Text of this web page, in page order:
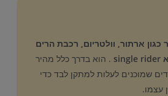
ארתור, וולטריום, רכבת הרים
. הוא בדרך כלל מהיר
שמוכנים לעלות למתקן לבד כדי
עצמו.